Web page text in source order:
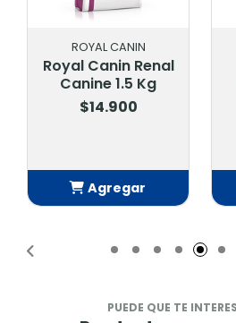
ROYAL CANIN
Royal Canin Renal
Canine 1.5 Kg
$14.900
Agregar
PUEDE QUE TE